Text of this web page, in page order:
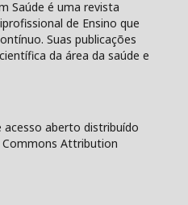
Saúde é uma revista
de Ensino que
Suas publicações
da área da saúde e
aberto distribuído
Attribution